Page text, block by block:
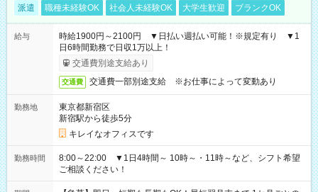
派遣 職種未経験OK 社会人未経験OK 大学生歓迎 ブランクOK
給与
時給1900円～2100円 ▼日払い週払い可能！※規定有り ▼1
日6時間勤務で日収1万以上！
交通費別途支給あり
交通費 交通費一部別途支給 ※お仕事によって変動あり
勤務地
東京都新宿区
新宿駅から徒歩5分
キレイなオフィスです
勤務時間
8:00～22:00 ▼1日4時間～ 10時～・11時～など、シフト希望
ご相談ください！